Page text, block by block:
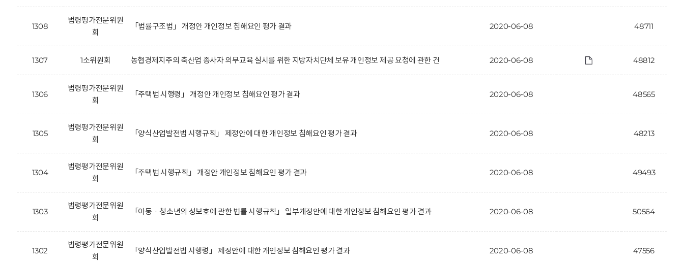
1308
법령평가전문위원
회
「법률구조법」 개정안 개인정보 침해요인 평가 결과 2020-06-08 48711
1307 1소위원회 농협경제지주의 축산업 종사자 의무교육 실시를 위한 지방자치단체 보유 개인정보 제공 요청에 관한 건 2020-06-08 48812
1306
법령평가전문위원
회
「주택법 시행령」 개정안 개인정보 침해요인 평가 결과 2020-06-08 48565
1305
법령평가전문위원
회
「양식산업발전법 시행규칙」 제정안에 대한 개인정보 침해요인 평가 결과 2020-06-08 48213
1304
법령평가전문위원
회
「주택법 시행규칙」 개정안 개인정보 침해요인 평가 결과 2020-06-08 49493
1303
법령평가전문위원
회
「아동ㆍ청소년의 성보호에 관한 법률 시행규칙」 일부개정안에 대한 개인정보 침해요인 평가 결과 2020-06-08 50564
1302
법령평가전문위원
회
「양식산업발전법 시행령」 제정안에 대한 개인정보 침해요인 평가 결과 2020-06-08 47556